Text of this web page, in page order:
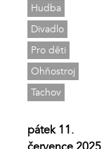
Hudba
Divadlo
Pro děti
Ohňostroj
Tachov
pátek 11.